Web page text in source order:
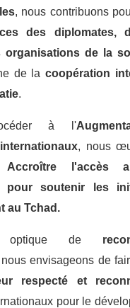
, nous contribuons
des diplomates,
organisations de la
de lacoopération
.
à l'
, nous
Accroître l'accès
pour soutenir les
au Tchad.
optique de
nous envisageons de
respecté et
pour le